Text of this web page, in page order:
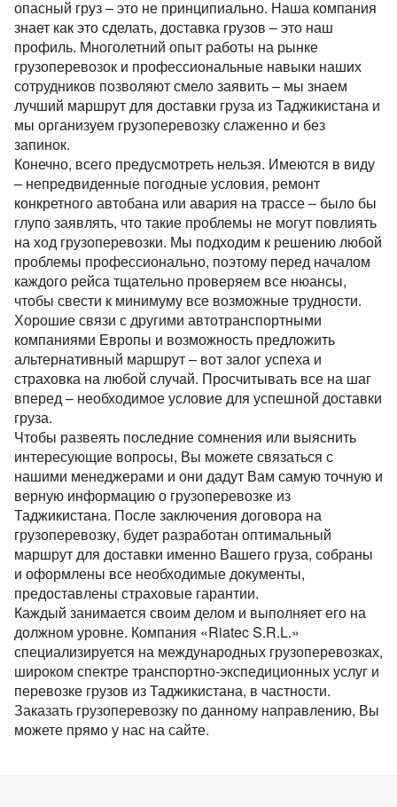
Юмбо, объём 100 куб.метра
Автовоз, перевозки Автомобилей
Для Негабаритных грузов
Цельномет. Изотерма
Контейнеровоз 20фут, 40фут
Для Опасного груза ADR
Для Сборного груза от 200кг
Грузовые авиа перевозки
Зерновозы, перевозка зерна
Автоперевозки спецтехники
Перевозки и доставка контейнеров
Размеры контейнеров
Стоимость морских перевозок
Перевозки морем по странам
Перевозим грузы по морю
Международные ж.д грузоперевозки
Типы ж.д. вагонов и контейнеров
Направления Ж.Д. перевозок
Стоимость перевозок ж.д вагонами
Ж.Д. вагоны, галерея
Доставка сборных грузов
Посылки и мелкие грузы
Стоимость перевозки посылок
Доставка посылки из и в Европу
Доставка посылки Страны СНГ
Посылки из Азии, и USA
Транспорт для доставки посылок
Все типы грузов
Авто грузы
Грузы для морских перевозок.
Грузы для Ж.Д. перевозок
Грузы для авиа перевозок
Добавить транспорт
Все типы транспорта
Авто транспорт
Ж.Д. транспорт
Морской транспорт
Авиа транспорт
Объем груза
Контактное лицо
Контактный телефон
Отправляя заявку, вы соглашаетесь на обработку
персональных данных.
опасный груз – это не принципиально. Наша компания
знает как это сделать, доставка грузов – это наш
профиль. Многолетний опыт работы на рынке
грузоперевозок и профессиональные навыки наших
сотрудников позволяют смело заявить – мы знаем
лучший маршрут для доставки груза из Таджикистана и
мы организуем грузоперевозку слаженно и без
запинок.
Конечно, всего предусмотреть нельзя. Имеются в виду
– непредвиденные погодные условия, ремонт
конкретного автобана или авария на трассе – было бы
глупо заявлять, что такие проблемы не могут повлиять
на ход грузоперевозки. Мы подходим к решению любой
проблемы профессионально, поэтому перед началом
каждого рейса тщательно проверяем все нюансы,
чтобы свести к минимуму все возможные трудности.
Хорошие связи с другими автотранспортными
компаниями Европы и возможность предложить
альтернативный маршрут – вот залог успеха и
страховка на любой случай. Просчитывать все на шаг
вперед – необходимое условие для успешной доставки
груза.
Чтобы развеять последние сомнения или выяснить
интересующие вопросы, Вы можете связаться с
нашими менеджерами и они дадут Вам самую точную и
верную информацию о грузоперевозке из
Таджикистана. После заключения договора на
грузоперевозку, будет разработан оптимальный
маршрут для доставки именно Вашего груза, собраны
и оформлены все необходимые документы,
предоставлены страховые гарантии.
Каждый занимается своим делом и выполняет его на
должном уровне. Компания «Riatec S.R.L.»
специализируется на международных грузоперевозках,
широком спектре транспортно-экспедиционных услуг и
перевозке грузов из Таджикистана, в частности.
Заказать грузоперевозку по данному направлению, Вы
можете прямо у нас на сайте.
Контактное лицо
Контактный телефон
E-mail
Отправляя заявку, вы соглашаетесь на обработку
персональных данных.
Контактное лицо
Контактный телефон
E-mail
Отправляя заявку, вы соглашаетесь на обработку
персональных данных.